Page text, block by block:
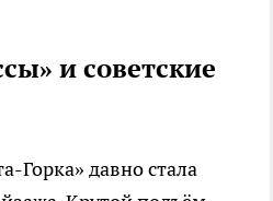
и советские
Горка» давно стала